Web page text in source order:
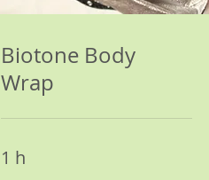
Biotone Body
Wrap
1 h